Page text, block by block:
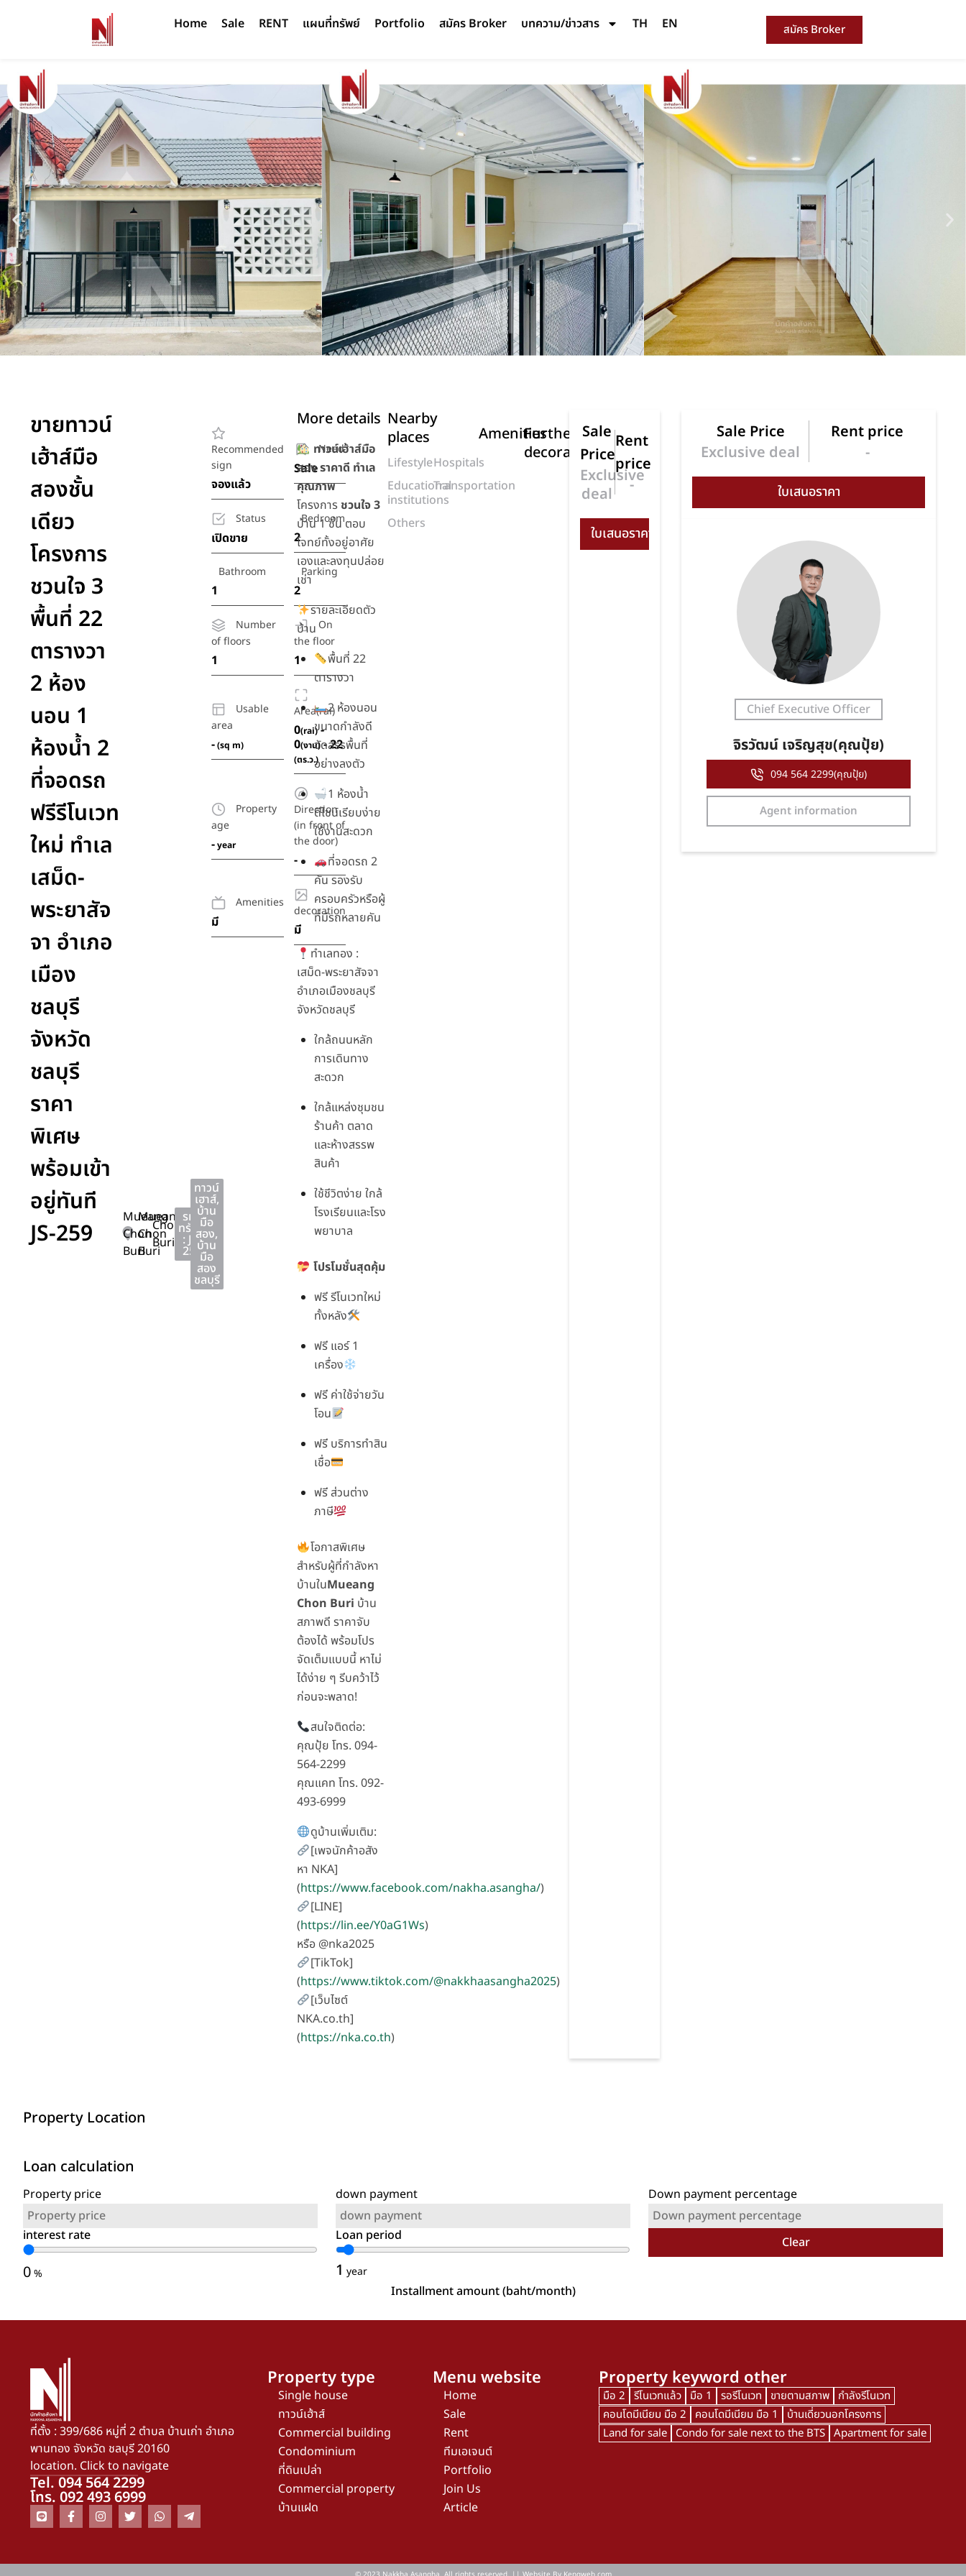
Home Sale RENT แผนที่ทรัพย์ Portfolio สมัคร Broker บทความ/ข่าวสาร TH EN สมัคร Broker
ขายทาวน์
เฮ้าส์มือ
สองชั้น
เดียว
โครงการ
ชวนใจ 3
พื้นที่ 22
ตารางวา
2 ห้อง
นอน 1
ห้องน้ำ 2
ที่จอดรถ
ฟรีรีโนเวท
ใหม่ ทำเล
เสม็ด-
พระยาสัจ
จา อำเภอ
เมือง
ชลบุรี
จังหวัด
ชลบุรี
ราคา
พิเศษ
พร้อมเข้า
อยู่ทันที
JS-259
Mueang
Chon
Buri
Mueang
Chon
Buri
Chon
Buri
รหัส
ทรัพย์
: JS-
259
ทาวน์
เฮาส์,
บ้าน
มือ
สอง,
บ้าน
มือ
สอง
ชลบุรี
Recommended
sign
จองแล้ว
Need
Sale
Status
เปิดขาย
Bedroom
2
Bathroom
1
Parking
2
Number
of floors
1
On
the floor
1
Usable
area
-(sq m)
Area(rai)
0(rai)-
0(งาน)- 22
(ตร.ว.)
Property
age
-year
Direction
(in front of
the door)
-
Amenities
มี
decoration
มี
More details
ทาวน์เฮ้าส์มือ
สอง ราคาดี ทำเล
คุณภาพ
โครงการ ชวนใจ 3
บ้าน 1 ชั้น ตอบ
โจทย์ทั้งอยู่อาศัย
เองและลงทุนปล่อย
เช่า
รายละเอียดตัว
บ้าน
พื้นที่ 22
ตารางวา
2 ห้องนอน
ขนาดกำลังดี
จัดสรรพื้นที่
อย่างลงตัว
1 ห้องน้ำ
ดีไซน์เรียบง่าย
ใช้งานสะดวก
ที่จอดรถ 2
คัน รองรับ
ครอบครัวหรือผู้
ที่มีรถหลายคัน
ทำเลทอง :
เสม็ด-พระยาสัจจา
อำเภอเมืองชลบุรี
จังหวัดชลบุรี
ใกล้ถนนหลัก
การเดินทาง
สะดวก
ใกล้แหล่งชุมชน
ร้านค้า ตลาด
และห้างสรรพ
สินค้า
ใช้ชีวิตง่าย ใกล้
โรงเรียนและโรง
พยาบาล
โปรโมชั่นสุดคุ้ม
ฟรี รีโนเวทใหม่
ทั้งหลัง
ฟรี แอร์ 1
เครื่อง
ฟรี ค่าใช้จ่ายวัน
โอน
ฟรี บริการทำสิน
เชื่อ
ฟรี ส่วนต่าง
ภาษี
โอกาสพิเศษ
สำหรับผู้ที่กำลังหา
บ้านในMueang
Chon Buri บ้าน
สภาพดี ราคาจับ
ต้องได้ พร้อมโปร
จัดเต็มแบบนี้ หาไม่
ได้ง่าย ๆ รีบคว้าไว้
ก่อนจะพลาด!
สนใจติดต่อ:
คุณปุ้ย โทร. 094-
564-2299
คุณแคท โทร. 092-
493-6999
ดูบ้านเพิ่มเติม:
[เพจนักค้าอสัง
หา NKA]
(https://www.facebook.com/nakha.asangha/)
[LINE]
(https://lin.ee/Y0aG1Ws)
หรือ @nka2025
[TikTok]
(https://www.tiktok.com/@nakkhaasangha2025)
[เว็บไซต์
NKA.co.th]
(https://nka.co.th)
Nearby
places
LifestyleHospitals
Educational
institutions
Transportation
Others
AmenitiesFurther
decoration
Sale
Price
Exclusive
deal
Rent
price
-
Sale Price
Exclusive deal
Rent price
-
Chief Executive Officer
จิรวัฒน์ เจริญสุข(คุณปุ้ย)
094 564 2299(คุณปุ้ย)
Agent information
Property Location
Loan calculation
Property price down payment Down payment percentage
interest rate
0%
Loan period
1 year
Clear
Installment amount (baht/month)
ที่ตั้ง : 399/686 หมู่ที่ 2 ตำบล บ้านเก่า อำเภอ
พานทอง จังหวัด ชลบุรี 20160
location. Click to navigate
Tel. 094 564 2299
โทร. 092 493 6999
Property type
Single house
ทาวน์เฮ้าส์
Commercial building
Condominium
ที่ดินเปล่า
Commercial property
บ้านแฝด
Menu website
Home
Sale
Rent
ทีมเอเจนต์
Portfolio
Join Us
Article
Property keyword other
มือ 2 รีโนเวทแล้ว มือ 1 รอรีโนเวท ขายตามสภาพ กำลังรีโนเวท
คอนโดมีเนียม มือ 2
คอนโดมีเนียม มือ 1
บ้านเดี่ยวนอกโครงการ
Land for sale Condo for sale next to the BTS Apartment for sale